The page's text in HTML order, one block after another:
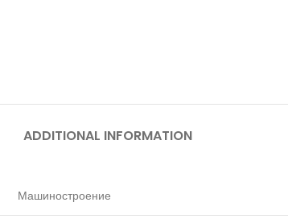
ADDITIONAL INFORMATION
Машиностроение